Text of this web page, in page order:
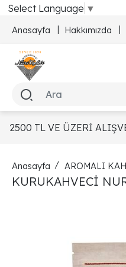
Select Language ▼
Anasayfa Hakkımızda
2500 TL VE ÜZERİ
Anasayfa AROMALI
KURUKAHVECİ